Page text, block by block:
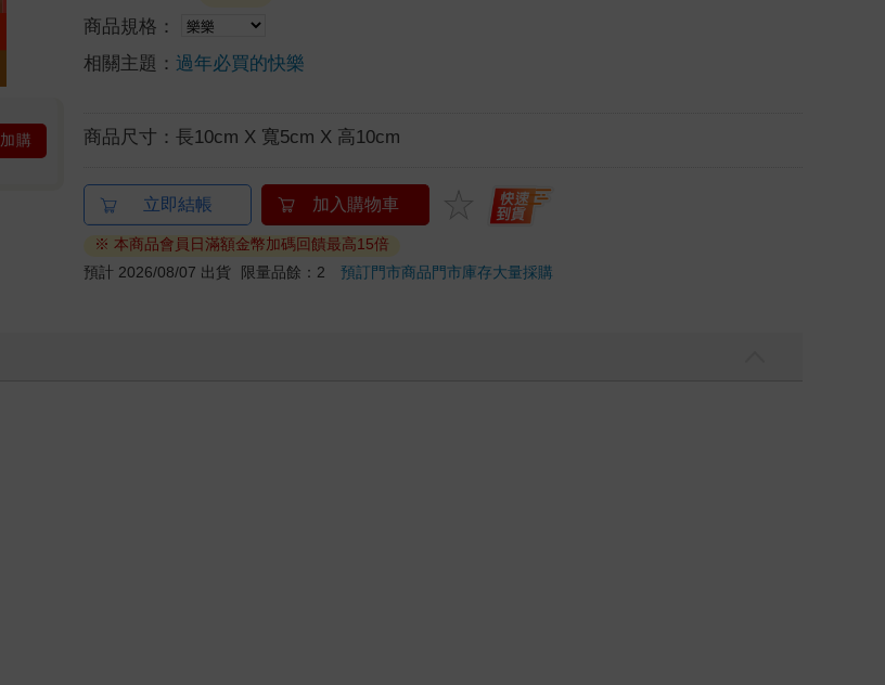
加購
商品規格：
相關主題：過年必買的快樂
商品尺寸：長10cm X 寬5cm X 高10cm
立即結帳 加入購物車
※ 本商品會員日滿額金幣加碼回饋最高15倍
預計 2026/08/07 出貨
限量品餘：2預訂門市商品門市庫存大量採購